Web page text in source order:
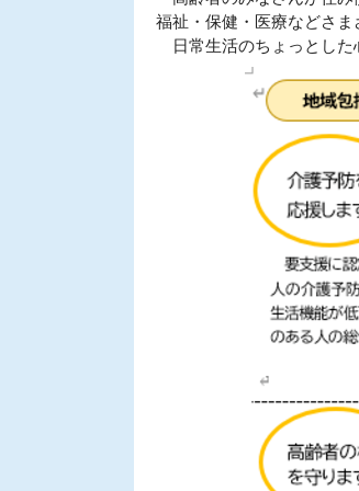
福祉・保健・医療などさま
日常生活のちょっとした